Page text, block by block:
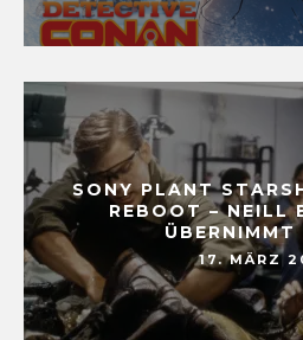
SONY PLANT
REBOOT – NEILL
ÜBERNIMMT
17. MÄRZ